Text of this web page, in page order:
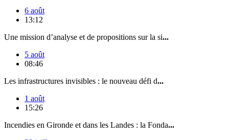
6 août
13:12
Une mission d’analyse et de propositions sur la si...
5 août
08:46
Les infrastructures invisibles : le nouveau défi d...
1 août
15:26
Incendies en Gironde et dans les Landes : la Fonda...